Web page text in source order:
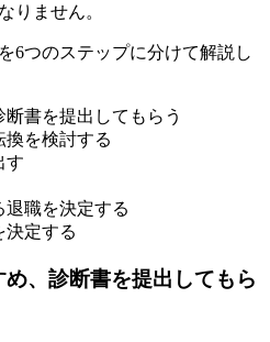
りません。
6つのステップに分けて解説し
書を提出してもらう
を検討する
す
職を決定する
決定する
、診断書を提出してもら